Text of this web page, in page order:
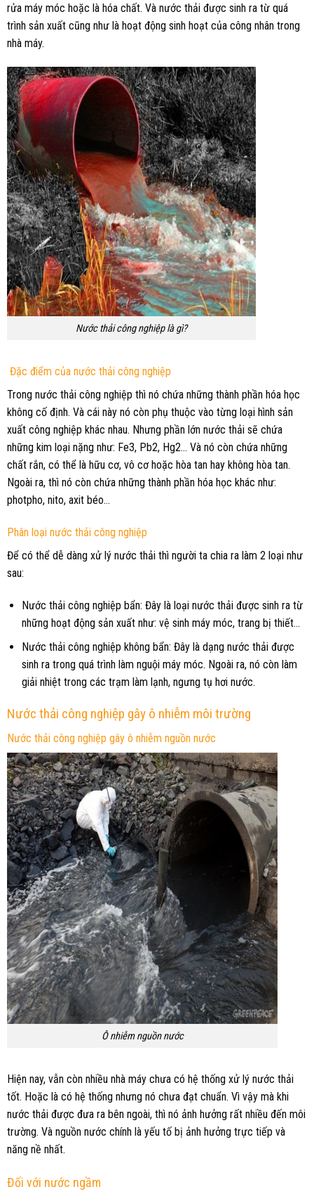
rửa máy móc hoặc là hóa chất. Và nước thải được sinh ra từ quá
trình sản xuất cũng như là hoạt động sinh hoạt của công nhân trong
nhà máy.
Nước thải công nghiệp là gì?
Đặc điểm của nước thải công nghiệp
Trong nước thải công nghiệp thì nó chứa những thành phần hóa học
không cố định. Và cái này nó còn phụ thuộc vào từng loại hình sản
xuất công nghiệp khác nhau. Nhưng phần lớn nước thải sẽ chứa
những kim loại nặng như: Fe3, Pb2, Hg2… Và nó còn chứa những
chất rắn, có thể là hữu cơ, vô cơ hoặc hòa tan hay không hòa tan.
Ngoài ra, thì nó còn chứa những thành phần hóa học khác như:
photpho, nito, axit béo…
Phân loại nước thải công nghiệp
Để có thể dễ dàng xử lý nước thải thì người ta chia ra làm 2 loại như
sau:
Nước thải công nghiệp bẩn: Đây là loại nước thải được sinh ra từ
những hoạt động sản xuất như: vệ sinh máy móc, trang bị thiết…
Nước thải công nghiệp không bẩn: Đây là dạng nước thải được
sinh ra trong quá trình làm nguội máy móc. Ngoài ra, nó còn làm
giải nhiệt trong các trạm làm lạnh, ngưng tụ hơi nước.
Nước thải công nghiệp gây ô nhiễm môi trường
Nước thải công nghiệp gây ô nhiễm nguồn nước
Ô nhiễm nguồn nước
Hiện nay, vẫn còn nhiều nhà máy chưa có hệ thống xử lý nước thải
tốt. Hoặc là có hệ thống nhưng nó chưa đạt chuẩn. Vì vậy mà khi
nước thải được đưa ra bên ngoài, thì nó ảnh hưởng rất nhiều đến môi
trường. Và nguồn nước chính là yếu tố bị ảnh hưởng trực tiếp và
năng nề nhất.
Đối với nước ngầm